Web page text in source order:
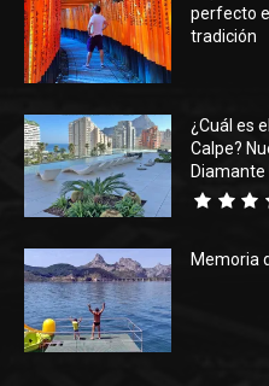
perfecto
tradición
¿Cuál es
Calpe?
Diamante
Memoria